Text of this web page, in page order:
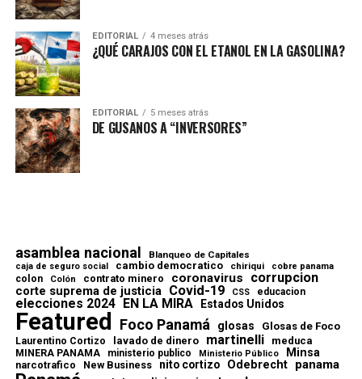
EDITORIAL 4 meses atrás
¿QUÉ CARAJOS CON EL ETANOL EN LA GASOLINA?
EDITORIAL 5 meses atrás
DE GUSANOS A “INVERSORES”
asamblea nacional Blanqueo de Capitales
caja de seguro social cambio democratico chiriqui cobre panama
colon Colón contrato minero coronavirus corrupcion
corte suprema de justicia Covid-19 CSS educacion
elecciones 2024 EN LA MIRA Estados Unidos
Featured Foco Panamá glosas Glosas de Foco
Laurentino Cortizo lavado de dinero martinelli meduca
MINERA PANAMA ministerio publico Ministerio Público Minsa
narcotrafico New Business nito cortizo Odebrecht panama